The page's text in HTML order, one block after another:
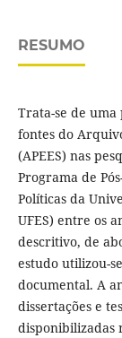
RESUMO
Trata-se de uma
fontes do
(APEES) nas
Programa de
Políticas da
UFES) entre os
descritivo, de
estudo utilizou-
documental. A
dissertações e
disponibilizadas